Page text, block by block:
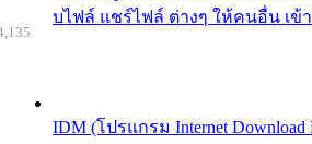
บไฟล์ แชร์ไฟล์ ต่างๆ ให้คนอื่น เข้
IDM (โปรแกรม Internet